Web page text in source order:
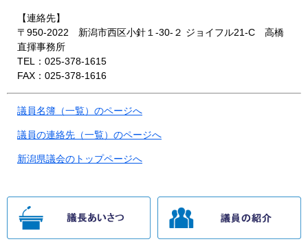
【連絡先】
〒950-2022 新潟市西区小針１-30-２ ジョイフル21-C 高橋
直揮事務所
TEL：025-378-1615
FAX：025-378-1616
議員名簿（一覧）のページへ
議員の連絡先（一覧）のページへ
新潟県議会のトップページへ